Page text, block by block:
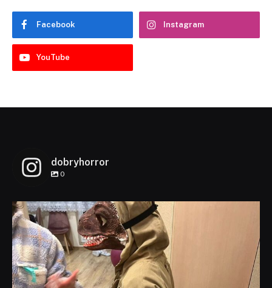
Facebook Instagram
YouTube
dobryhorror
0
dobryhorror
Lis 1